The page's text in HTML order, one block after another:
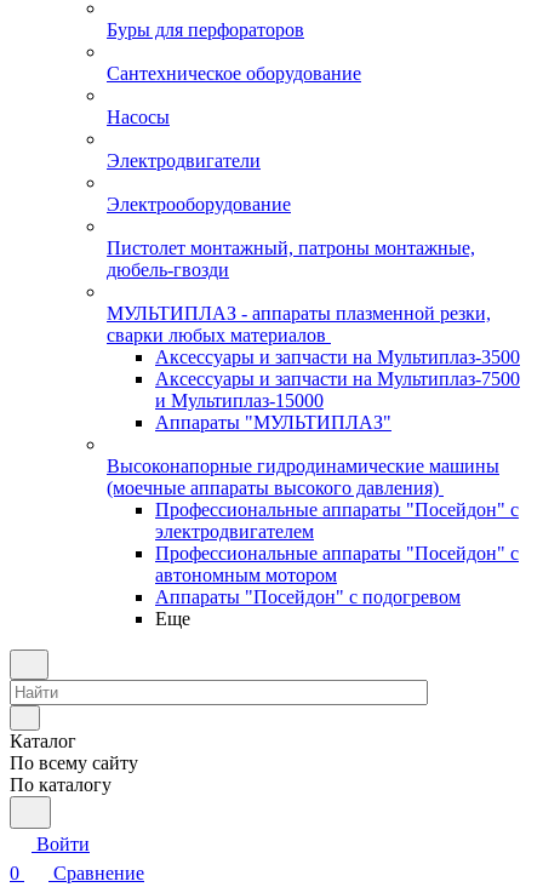
Буры для перфораторов
Сантехническое оборудование
Насосы
Электродвигатели
Электрооборудование
Пистолет монтажный, патроны монтажные,
дюбель-гвозди
МУЛЬТИПЛАЗ - аппараты плазменной резки,
сварки любых материалов
Аксессуары и запчасти на Мультиплаз-3500
Аксессуары и запчасти на Мультиплаз-7500
и Мультиплаз-15000
Аппараты "МУЛЬТИПЛАЗ"
Высоконапорные гидродинамические машины
(моечные аппараты высокого давления)
Профессиональные аппараты "Посейдон" с
электродвигателем
Профессиональные аппараты "Посейдон" с
автономным мотором
Аппараты "Посейдон" с подогревом
Еще
Каталог
По всему сайту
По каталогу
Войти
0
Сравнение